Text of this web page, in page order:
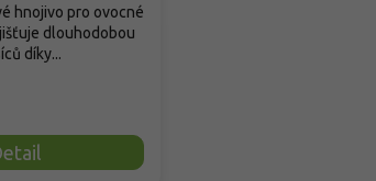
hnojivo pro ovocné
dlouhodobou
díky...